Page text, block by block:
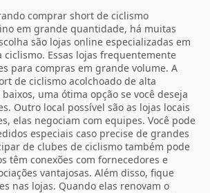
comprar short de ciclismo
em grande quantidade, há muitas
são lojas online especializadas em
Essas lojas frequentemente
para compras em grande volume. A
de ciclismo acolchoado de alta
uma ótima opção se você deseja
Outro local possível são as lojas locais
elas negociam com equipes. Você pode
especiais caso precise de grandes
de clubes de ciclismo também pode
têm conexões com fornecedores e
vantajosas. Além disso, fique
nas lojas. Quando elas renovam o